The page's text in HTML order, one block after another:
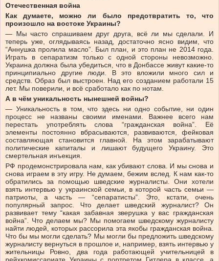
Отечественная война
Как думаете, можно ли было предотвратить то, что
произошло на востоке Украины?
— Мы часто спрашиваем друг друга, всё ли мы сделали. И
теперь уже, оглядываясь назад, достаточно ясно видим, что
“Аннушка пролила масло”. Был план, и это план не 2014 года.
Играть в сепаратизм только с одной стороны невозможно.
Украина должна была убедиться, что в Донбассе живут какие-то
принципиально другие люди. В это вложили много сил и
средств. Образ был выстроен. Над его созданием работали 15
лет. Мы поверили, и всё сработало как по нотам.
А в чём уникальность нынешней войны?
— Уникальность в том, что здесь ни одно событие, ни один
процесс не названы своими именами. Важнее всего нам
перестать употреблять слова “гражданская война”. Её
элементы постоянно вбрасываются, развиваются, фейковая
составляющая становится главной. На этом зарабатывают
политические капиталы и лишают будущего Украину. Это
смертельная инъекция.
РФ продемонстрировала нам, как убивают слова. И мы снова и
снова играем в эту игру. Не думаем, бежим вслед. К нам как-то
обратились за помощью шведские журналисты. Они хотели
взять интервью у украинской семьи, в которой часть семьи —
патриоты, а часть — “сепаратисты”. Это, кстати, очень
популярный запрос. Что делает шведский журналист? Он
развивает тему “какая забавная зверушка у вас гражданская
война”. Что делаем мы? Мы помогаем шведскому журналисту
найти людей, которых рассорила эта якобы гражданская война.
Что бы мы могли сделать? Мы могли бы предложить шведскому
журналисту вернуться в прошлое и, например, взять интервью у
жительницы Ровно, два года работающей учительницей в